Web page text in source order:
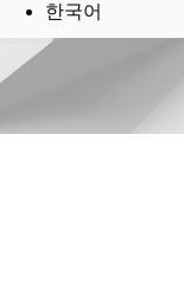
한국어